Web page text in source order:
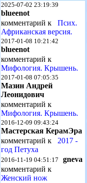
2025-07-02 23:19:39
blueenot
комментарий к Псих.
Африканская версия.
2017-01-08 10:21:42
blueenot
комментарий к
Мифология. Крышень.
2017-01-08 07:05:35
Мазин Андрей
Леонидович
комментарий к
Мифология. Крышень.
2016-12-09 09:43:24
Мастерская КерамЭра
комментарий к 2017 -
год Петуха
2016-11-19 04:51:17 gneva
комментарий к
Женский нож